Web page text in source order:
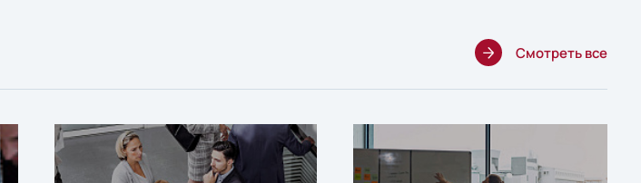
Смотреть все